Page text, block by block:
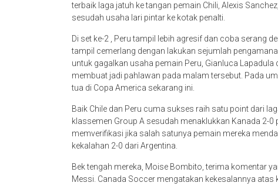
terbaik laga jatuh ke tangan pemain Chili, Alexis
sesudah usaha lari pintar ke kotak penalti.
Di set ke-2 , Peru tampil lebih agresif dan coba serang
tampil cemerlang dengan lakukan sejumlah
untuk gagalkan usaha pemain Peru, Gianluca
membuat jadi pahlawan pada malam tersebut. Pada
tua di Copa America sekarang ini.
Baik Chile dan Peru cuma sukses raih satu point dari
klassemen Group A sesudah menaklukkan Kanada 2-
memverifikasi jika salah satunya pemain mereka
kekalahan 2-0 dari Argentina.
Bek tengah mereka, Moise Bombito, terima komentar
Messi. Canada Soccer mengatakan kekesalannya atas